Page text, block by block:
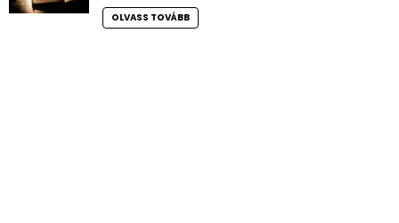
OLVASS TOVÁBB